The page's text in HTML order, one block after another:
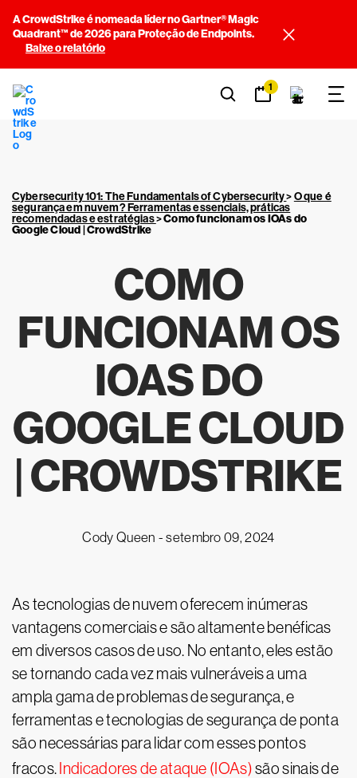
A CrowdStrike é nomeada líder no Gartner® Magic
Quadrant™ de 2026 para Proteção de Endpoints.
Baixe o relatório
1
Cybersecurity 101: The Fundamentals of Cybersecurity>O que é
segurança em nuvem? Ferramentas essenciais, práticas
recomendadas e estratégias>Como funcionam os IOAs do
Google Cloud | CrowdStrike
COMO
FUNCIONAM OS
IOAS DO
GOOGLE CLOUD
| CROWDSTRIKE
Cody Queen -setembro 09, 2024
As tecnologias de nuvem oferecem inúmeras
vantagens comerciais e são altamente benéficas
em diversos casos de uso. No entanto, eles estão
se tornando cada vez mais vulneráveis a uma
ampla gama de problemas de segurança, e
ferramentas e tecnologias de segurança de ponta
são necessárias para lidar com esses pontos
fracos. Indicadores de ataque (IOAs)são sinais de